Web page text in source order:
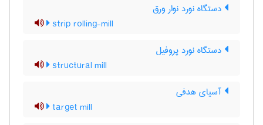
دستگاه نورد نوار ورق
strip rolling-mill
دستگاه نورد پروفیل
structural mill
آسیای هدفی
target mill